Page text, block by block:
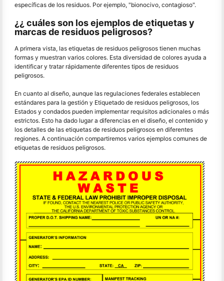
específicas de los residuos. Por ejemplo, "bionocivo, contagioso".
¿¿ cuáles son los ejemplos de etiquetas y
marcas de residuos peligrosos?
A primera vista, las etiquetas de residuos peligrosos tienen muchas
formas y muestran varios colores. Esta diversidad de colores ayuda a
identificar y tratar rápidamente diferentes tipos de residuos
peligrosos.
En cuanto al diseño, aunque las regulaciones federales establecen
estándares para la gestión y Etiquetado de residuos peligrosos, los
Estados y condados pueden implementar requisitos adicionales o más
estrictos. Esto ha dado lugar a diferencias en el diseño, el contenido y
los detalles de las etiquetas de residuos peligrosos en diferentes
regiones. A continuación compartiremos varios ejemplos comunes de
etiquetas de residuos peligrosos.